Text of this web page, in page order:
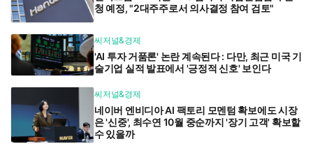
청 예정, "2대주주로서 의사결정 참여 검토"
씨저널&경제
'AI 투자 거품론' 논란 계속된다 : 다만, 최근 미국 기
술기업 실적 발표에서 '긍정적 신호' 보인다
씨저널&경제
네이버 엔비디아 AI 팩토리 모멘텀 확보에도 시장
은 '신중', 최수연 10월 중순까지 '장기 고객' 확보할
수 있을까